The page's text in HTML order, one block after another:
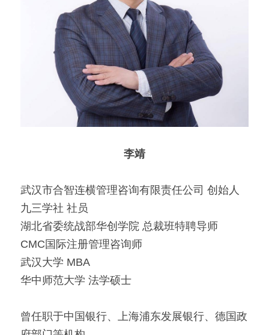
李靖
武汉市合智连横管理咨询有限责任公司 创始人
九三学社 社员
湖北省委统战部华创学院 总裁班特聘导师
CMC国际注册管理咨询师
武汉大学 MBA
华中师范大学 法学硕士
曾任职于中国银行、上海浦东发展银行、德国政